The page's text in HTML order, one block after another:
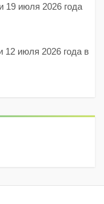
19 июля 2026 года
12 июля 2026 года в